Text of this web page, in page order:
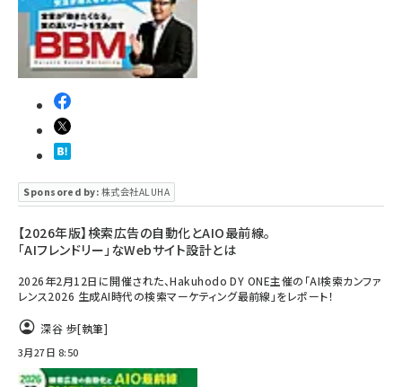
Sponsored by: 株式会社ALUHA
【2026年版】検索広告の自動化とAIO最前線。
「AIフレンドリー」なWebサイト設計とは
2026年2月12日に開催された、Hakuhodo DY ONE主催の「AI検索カンファ
レンス2026 生成AI時代の検索マーケティング最前線」をレポート！
深谷 歩[執筆]
3月27日 8:50